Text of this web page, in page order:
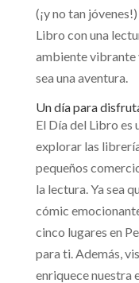
(¡y no tan
Libro con una
ambiente vibrante
sea una aventura.
Un día para
El Día del Libro
explorar las
pequeños
la lectura. Ya sea
cómic
cinco lugares en
para ti. Además,
enriquece nuestra